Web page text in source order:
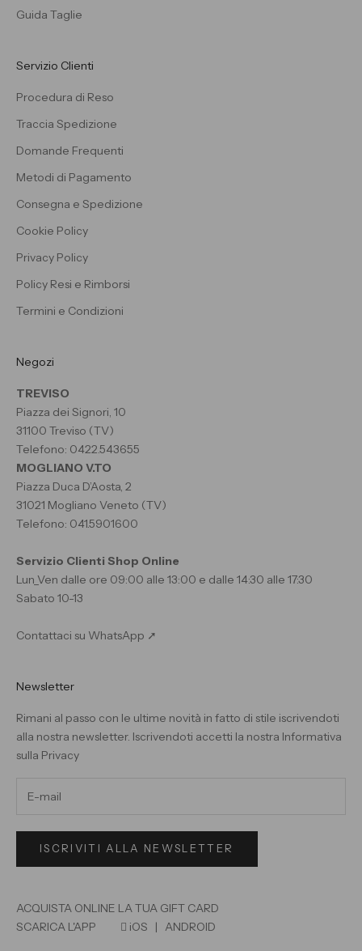
Guida Taglie
Servizio Clienti
Procedura di Reso
Traccia Spedizione
Domande Frequenti
Metodi di Pagamento
Consegna e Spedizione
Cookie Policy
Privacy Policy
Policy Resi e Rimborsi
Termini e Condizioni
Negozi
TREVISO
Piazza dei Signori, 10
31100 Treviso (TV)
Telefono: 0422.543655
MOGLIANO V.TO
Piazza Duca D’Aosta, 2
31021 Mogliano Veneto (TV)
Telefono: 041.5901600
Servizio Clienti Shop Online
Lun_Ven dalle ore 09:00 alle 13:00 e dalle 14:30 alle 17:30
Sabato 10-13
Contattaci su WhatsApp ➚
Newsletter
Rimani al passo con le ultime novità in fatto di stile iscrivendoti
alla nostra newsletter. Iscrivendoti accetti la nostra Informativa
sulla Privacy
ISCRIVITI ALLA NEWSLETTER
ACQUISTA ONLINE LA TUA GIFT CARD
SCARICA L'APP  iOS | ANDROID